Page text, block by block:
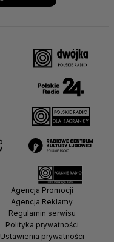
Agencja Promocji
Agencja Reklamy
Regulamin serwisu
Polityka prywatności
Ustawienia prywatności